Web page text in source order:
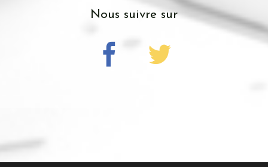
nous suivre sur